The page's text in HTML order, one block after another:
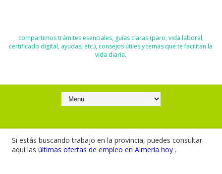
compartimos trámites esenciales, guías claras (paro, vida laboral,
certificado digital, ayudas, etc.), consejos útiles y temas que te facilitan la
vida diaria.
Si estás buscando trabajo en la provincia, puedes consultar
aquí las últimas ofertas de empleo en Almería hoy .